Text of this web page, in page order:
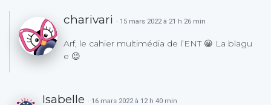
charivari · 15 mars 2022 à 21 h 26 min
Arf, le cahier multimédia de l’ENT 😀 La blagu
e 😉
Isabelle · 16 mars 2022 à 12 h 40 min